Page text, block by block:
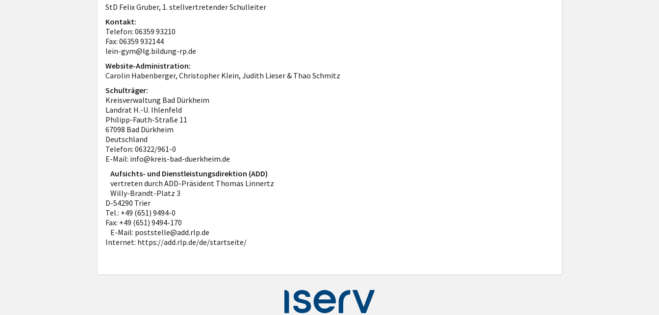
StD Felix Gruber, 1. stellvertretender Schulleiter
Kontakt:
Telefon: 06359 93210
Fax: 06359 932144
lein-gym@lg.bildung-rp.de
Website-Administration:
Carolin Habenberger, Christopher Klein, Judith Lieser & Thao Schmitz
Schulträger:
Kreisverwaltung Bad Dürkheim
Landrat H.-U. Ihlenfeld
Philipp-Fauth-Straße 11
67098 Bad Dürkheim
Deutschland
Telefon: 06322/961-0
E-Mail: info@kreis-bad-duerkheim.de
Aufsichts- und Dienstleistungsdirektion (ADD)
vertreten durch ADD-Präsident Thomas Linnertz
Willy-Brandt-Platz 3
D-54290 Trier
Tel.: +49 (651) 9494-0
Fax: +49 (651) 9494-170
E-Mail: poststelle@add.rlp.de
Internet: https://add.rlp.de/de/startseite/